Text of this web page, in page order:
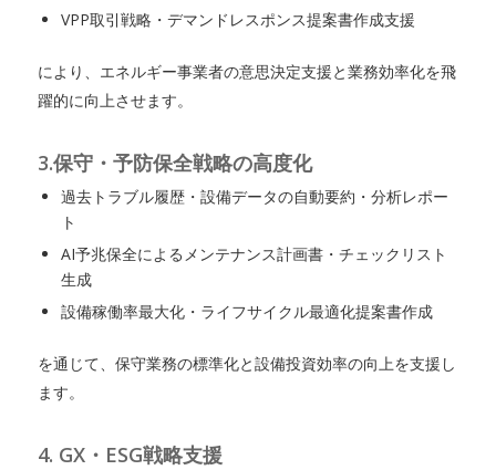
VPP取引戦略・デマンドレスポンス提案書作成支援
により、エネルギー事業者の意思決定支援と業務効率化を飛
躍的に向上させます。
3.保守・予防保全戦略の高度化
過去トラブル履歴・設備データの自動要約・分析レポー
ト
AI予兆保全によるメンテナンス計画書・チェックリスト
生成
設備稼働率最大化・ライフサイクル最適化提案書作成
を通じて、保守業務の標準化と設備投資効率の向上を支援し
ます。
4. GX・ESG戦略支援